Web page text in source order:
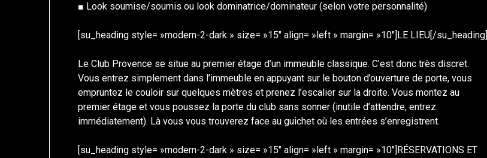
■ Look soumise/soumis ou look dominatrice/dominateur (selon votre personnalité)
[su_heading style= »modern-2-dark » size= »15″ align= »left » margin= »10″]LE LIEU[/su_heading]
Le Club Provence se situe au premier étage d’un immeuble classique. C’est donc très discret.
Vous entrez simplement dans l’immeuble en appuyant sur le bouton d’ouverture de porte, vous
empruntez le couloir sur quelques mètres et prenez l’escalier sur la droite. Vous montez au
premier étage et vous poussez la porte du club sans sonner (inutile d’attendre, entrez
immédiatement). Là vous vous trouverez face au guichet où les entrées s’enregistrent.
[su_heading style= »modern-2-dark » size= »15″ align= »left » margin= »10″]RÉSERVATIONS ET